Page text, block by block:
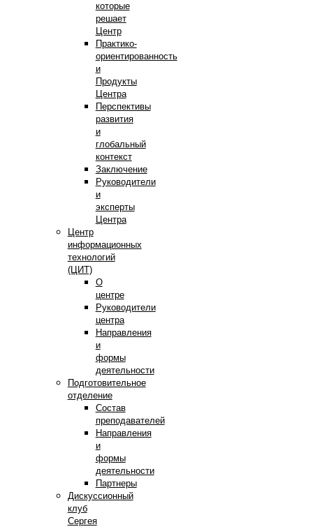
которые
решает
Центр
Практико-
ориентированность
и
Продукты
Центра
Перспективы
развития
и
глобальный
контекст
Заключение
Руководители
и
эксперты
Центра
Центр
информационных
технологий
(ЦИТ)
О
центре
Руководители
центра
Направления
и
формы
деятельности
Подготовительное
отделение
Состав
преподавателей
Направления
и
формы
деятельности
Партнеры
Дискуссионный
клуб
Сергея